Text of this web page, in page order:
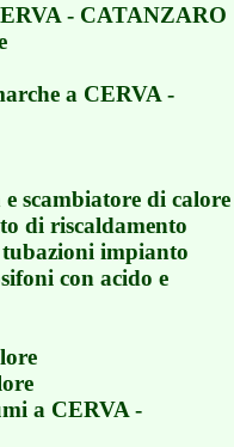
- CATANZARO
a CERVA -
scambiatore di calore
di riscaldamento
impianto
con acido e
a CERVA -